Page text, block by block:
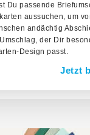
Du passende
aussuchen, um
andächtig
der Dir
Design passt.
Jetzt